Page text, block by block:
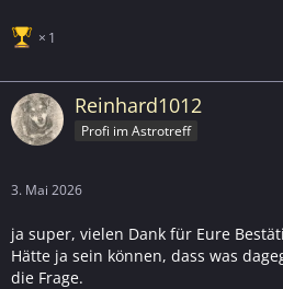
1
Reinhard1012
Profi im Astrotreff
3. Mai 2026
ja super, vielen Dank für Eure
Hätte ja sein können, dass was
die Frage.